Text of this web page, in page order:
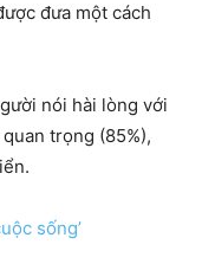
đưa một cách
nói hài lòng với
trọng (85%),
sống’